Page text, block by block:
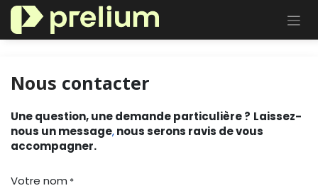
Se rendre au contenu
Nous contacter
Une question, une demande particulière ? Laissez-
nous un message,nous serons ravis de vous
accompagner.
Votre nom *